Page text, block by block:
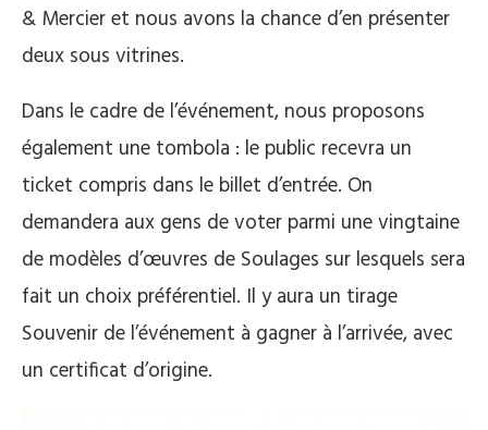
& Mercier et nous avons la chance d’en présenter
deux sous vitrines.
Dans le cadre de l’événement, nous proposons
également une tombola : le public recevra un
ticket compris dans le billet d’entrée. On
demandera aux gens de voter parmi une vingtaine
de modèles d’œuvres de Soulages sur lesquels sera
fait un choix préférentiel. Il y aura un tirage
Souvenir de l’événement à gagner à l’arrivée, avec
un certificat d’origine.